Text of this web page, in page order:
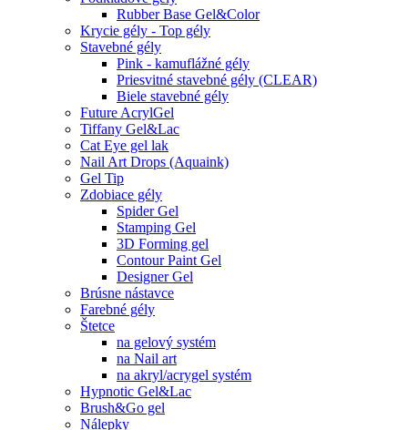
Rubber Base Gel&Color
Krycie gély - Top gély
Stavebné gély
Pink - kamuflážné gély
Priesvitné stavebné gély (CLEAR)
Biele stavebné gély
Future AcrylGel
Tiffany Gel&Lac
Cat Eye gel lak
Nail Art Drops (Aquaink)
Gel Tip
Zdobiace gély
Spider Gel
Stamping Gel
3D Forming gel
Contour Paint Gel
Designer Gel
Brúsne nástavce
Farebné gély
Štetce
na gelový systém
na Nail art
na akryl/acrygel systém
Hypnotic Gel&Lac
Brush&Go gel
Nálepky